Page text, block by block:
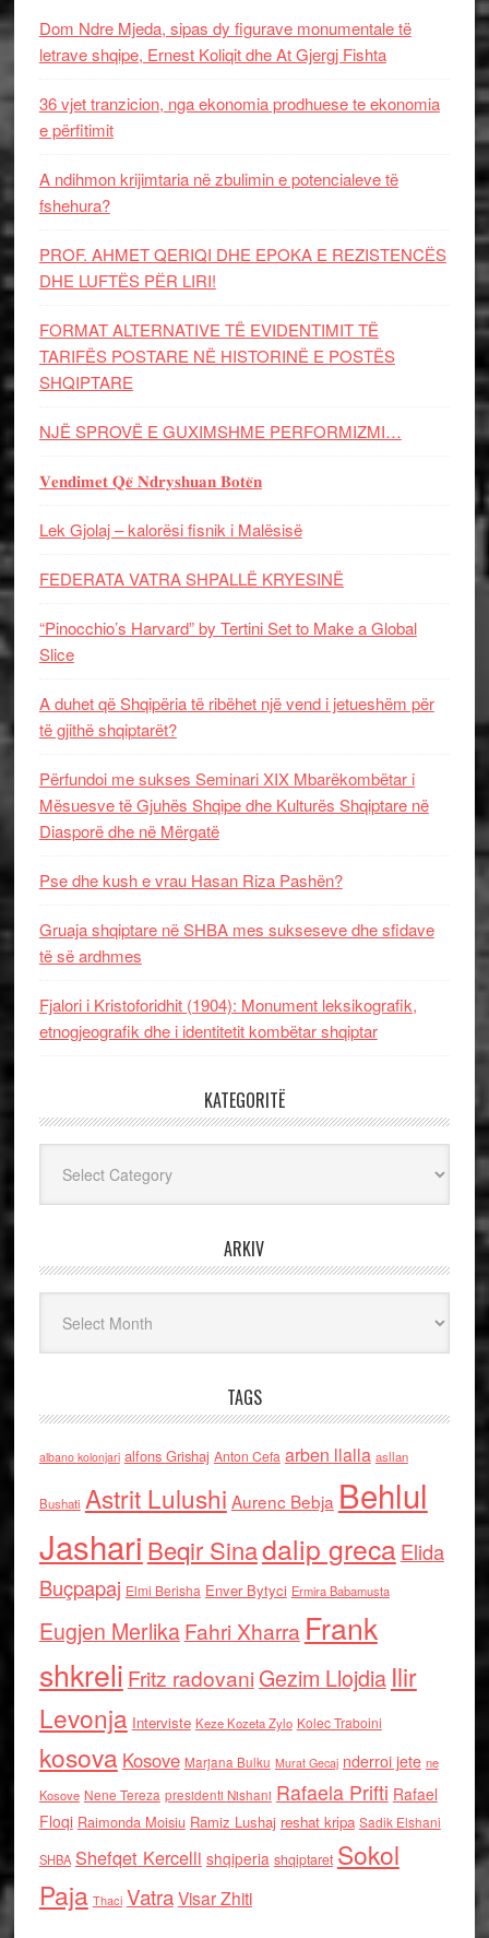
Dom Ndre Mjeda, sipas dy figurave monumentale të
letrave shqipe, Ernest Koliqit dhe At Gjergj Fishta
36 vjet tranzicion, nga ekonomia prodhuese te ekonomia
e përfitimit
A ndihmon krijimtaria në zbulimin e potencialeve të
fshehura?
PROF. AHMET QERIQI DHE EPOKA E REZISTENCЁS
DHE LUFTЁS PЁR LIRI!
FORMAT ALTERNATIVE TË EVIDENTIMIT TË
TARIFËS POSTARE NË HISTORINË E POSTËS
SHQIPTARE
NJË SPROVË E GUXIMSHME PERFORMIZMI…
𝐕𝐞𝐧𝐝𝐢𝐦𝐞𝐭 𝐐𝐞̈ 𝐍𝐝𝐫𝐲𝐬𝐡𝐮𝐚𝐧 𝐁𝐨𝐭𝐞̈𝐧
Lek Gjolaj – kalorësi fisnik i Malësisë
FEDERATA VATRA SHPALLË KRYESINË
“Pinocchio’s Harvard” by Tertini Set to Make a Global
Slice
A duhet që Shqipëria të ribëhet një vend i jetueshëm për
të gjithë shqiptarët?
Përfundoi me sukses Seminari XIX Mbarëkombëtar i
Mësuesve të Gjuhës Shqipe dhe Kulturës Shqiptare në
Diasporë dhe në Mërgatë
Pse dhe kush e vrau Hasan Riza Pashën?
Gruaja shqiptare në SHBA mes sukseseve dhe sfidave
të së ardhmes
Fjalori i Kristoforidhit (1904): Monument leksikografik,
etnogjeografik dhe i identitetit kombëtar shqiptar
KATEGORITË
ARKIV
TAGS
albano kolonjari alfons Grishaj Anton Cefa arben llalla asllan
Bushati Astrit Lulushi Aurenc Bebja Behlul
Jashari Beqir Sinadalip grecaElida
Buçpapaj Elmi Berisha Enver Bytyci Ermira Babamusta
Eugjen MerlikaFahri Xharra Frank
shkreli Fritz radovaniGezim Llojdia Ilir
Levonja Interviste Keze Kozeta Zylo Kolec Traboini
kosova Kosove Marjana Bulku Murat Gecaj nderroi jete ne
Kosove Nene Tereza presidenti Nishani Rafaela Prifti Rafael
Floqi Raimonda Moisiu Ramiz Lushaj reshat kripa Sadik Elshani
SHBA Shefqet Kercelli shqiperia shqiptaret Sokol
Paja Thaci VatraVisar Zhiti